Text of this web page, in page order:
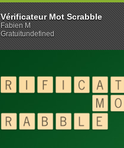
Vérificateur Mot Scrabble
Fabien M
Gratuitundefined